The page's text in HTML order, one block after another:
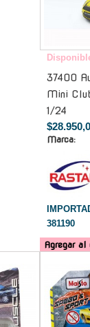
37400
Mini
1/24
Marca:
381190
Agregar al